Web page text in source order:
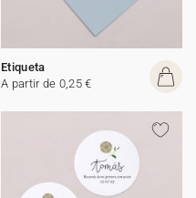
Etiqueta
A partir de 0,25 €